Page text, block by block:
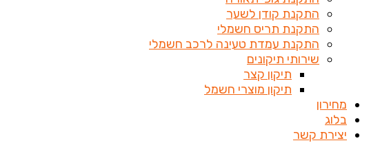
התקנת קודן לשער
התקנת תריס חשמלי
התקנת עמדת טעינה לרכב חשמלי
שירותי תיקונים
תיקון קצר
תיקון מוצרי חשמל
מחירון
בלוג
יצירת קשר